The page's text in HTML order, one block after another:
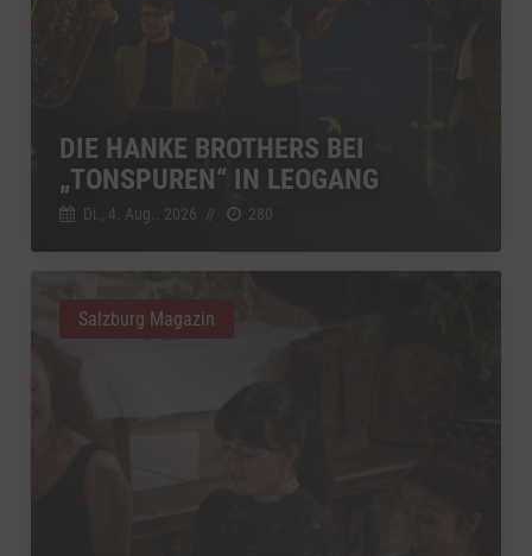
DIE HANKE BROTHERS BEI
„TONSPUREN“ IN LEOGANG
Di., 4. Aug.. 2026 // 280
Salzburg Magazin